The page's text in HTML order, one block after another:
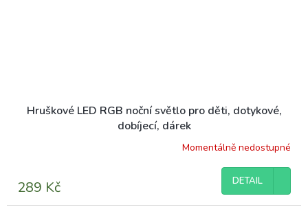
Hruškové LED RGB noční světlo pro děti, dotykové,
dobíjecí, dárek
Momentálně nedostupné
289 Kč DETAIL